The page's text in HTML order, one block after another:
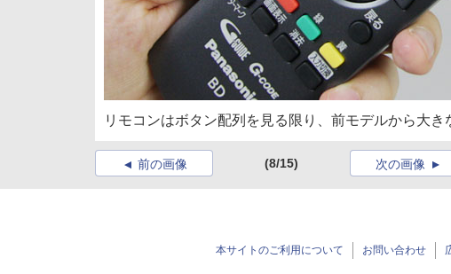
リモコンはボタン配列を見る限り、前モデルから大き
前の画像 (8/15) 次の画像
本サイトのご利用について お問い合わせ